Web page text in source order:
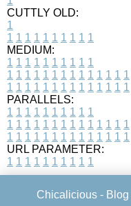
CUTTLY OLD:
1
1 1 1 1 1 1 1 1 1 1
MEDIUM:
1 1 1 1 1 1 1 1 1 1
1 1 1 1 1 1 1 1 1 1 1 1 1 1
1 1 1 1 1 1 1 1 1 1 1 1 1 1
PARALLELS:
1 1 1 1 1 1 1 1 1 1
1 1 1 1 1 1 1 1 1 1 1 1 1 1
1 1 1 1 1 1 1 1 1 1 1 1 1 1
URL PARAMETER:
1 1 1 1 1 1 1 1 1 1
Chicalicious - Blog